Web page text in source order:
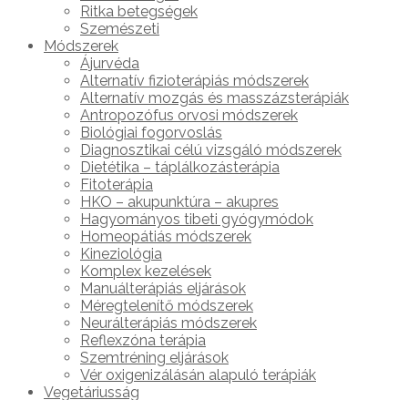
Ritka betegségek
Szemészeti
Módszerek
Ájurvéda
Alternatív fizioterápiás módszerek
Alternatív mozgás és masszázsterápiák
Antropozófus orvosi módszerek
Biológiai fogorvoslás
Diagnosztikai célú vizsgáló módszerek
Dietétika – táplálkozásterápia
Fitoterápia
HKO – akupunktúra – akupres
Hagyományos tibeti gyógymódok
Homeopátiás módszerek
Kineziológia
Komplex kezelések
Manuálterápiás eljárások
Méregtelenítő módszerek
Neurálterápiás módszerek
Reflexzóna terápia
Szemtréning eljárások
Vér oxigenizálásán alapuló terápiák
Vegetáriusság